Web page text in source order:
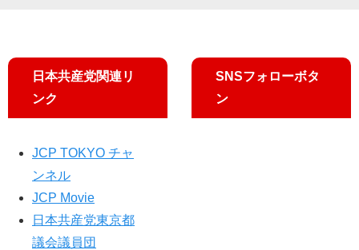
ず
日本共産党関連リ
ンク
JCP TOKYO チャ
ンネル
JCP Movie
日本共産党東京都
議会議員団
SNSフォローボタ
ン